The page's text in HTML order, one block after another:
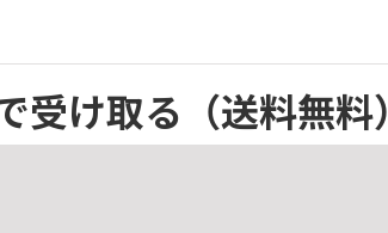
受け取る （送料無料）